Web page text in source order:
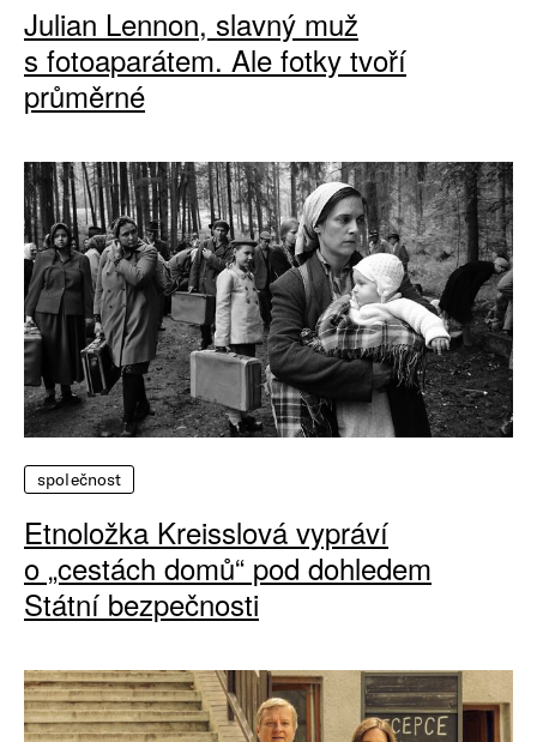
Julian Lennon, slavný muž
s fotoaparátem. Ale fotky tvoří
průměrné
společnost
Etnoložka Kreisslová vypráví
o „cestách domů“ pod dohledem
Státní bezpečnosti